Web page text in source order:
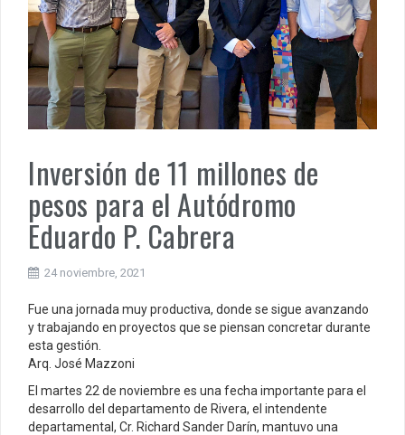
Inversión de 11 millones de
pesos para el Autódromo
Eduardo P. Cabrera
24 noviembre, 2021
Fue una jornada muy productiva, donde se sigue avanzando
y trabajando en proyectos que se piensan concretar durante
esta gestión.
Arq. José Mazzoni
El martes 22 de noviembre es una fecha importante para el
desarrollo del departamento de Rivera, el intendente
departamental, Cr. Richard Sander Darín, mantuvo una